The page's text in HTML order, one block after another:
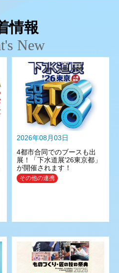
情報
New
2026年08月03日
4都市合同でのブースも出
展！「下水道展'26東京都」
が開催されます！
その他の連携